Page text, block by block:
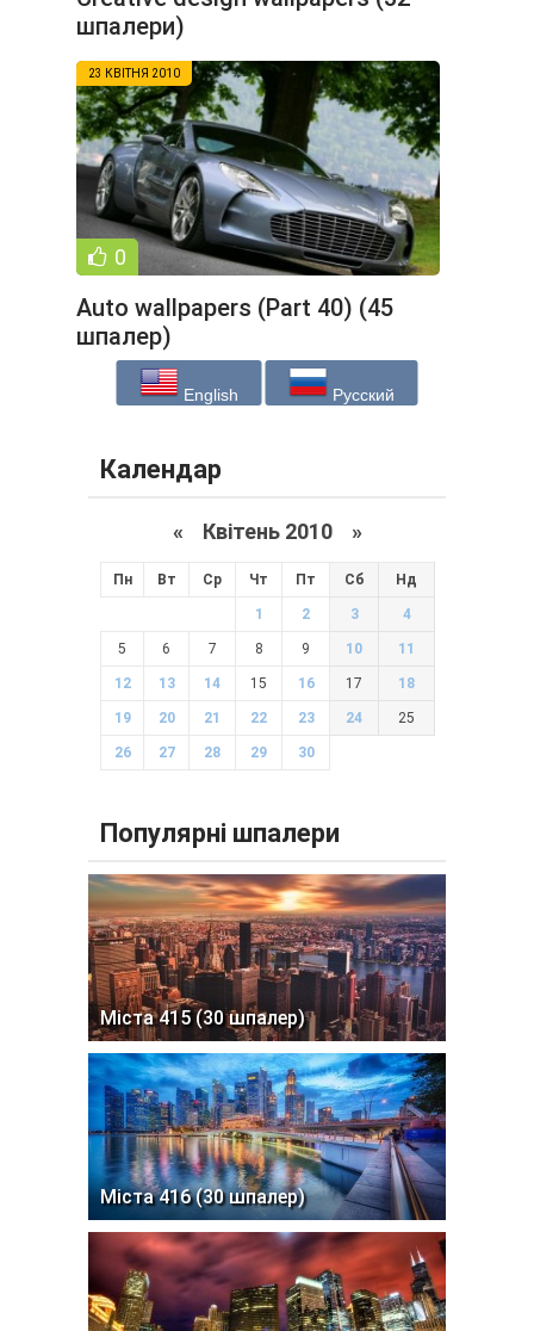
шпалери)
23 КВІТНЯ 2010
0
Auto wallpapers (Part 40) (45
шпалер)
English Русский
Календар
« Квітень 2010 »
Пн Вт Ср Чт Пт Сб Нд
1 2 3 4
5 6 7 8 9 10 11
12 13 14 15 16 17 18
19 20 21 22 23 24 25
26 27 28 29 30
Популярні шпалери
Міста 415 (30 шпалер)
Міста 416 (30 шпалер)